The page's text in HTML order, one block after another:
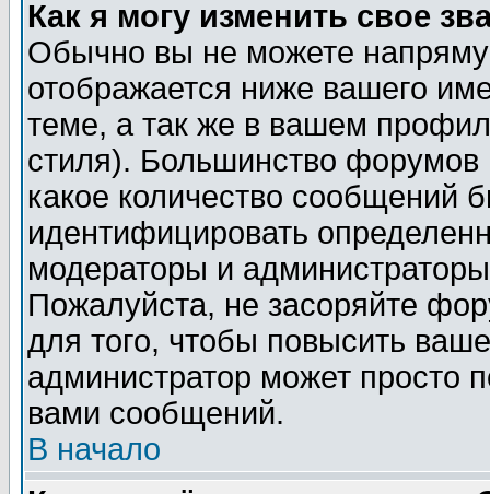
Как я могу изменить свое
Обычно вы не можете
отображается ниже вашего
теме, а так же в вашем
стиля). Большинство форумов
какое количество сообщений
идентифицировать
модераторы и
Пожалуйста, не засоряйте
для того, чтобы повысить
администратор может просто
вами сообщений.
В начало